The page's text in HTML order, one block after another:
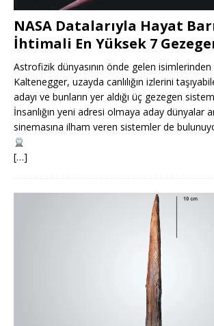
NASA Datalarıyla Hayat
İhtimali En Yüksek 7
Astrofizik dünyasının önde gelen isimlerinden
Kaltenegger, uzayda canlılığın izlerini
adayı ve bunların yer aldığı üç gezegen
İnsanlığın yeni adresi olmaya aday dünyalar
sinemasına ilham veren sistemler de
[…]